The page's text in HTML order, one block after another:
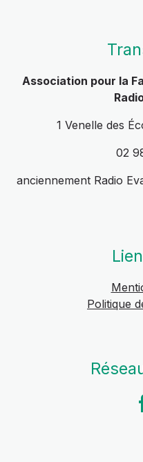
Association pour la
1 Venelle des
02
anciennement Radio
Politique